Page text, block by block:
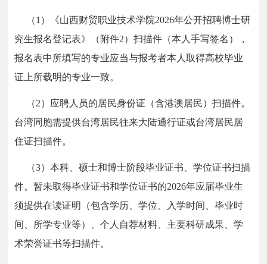
（1）《山西财贸职业技术学院2026年公开招聘博士研
究生报名登记表》（附件2）扫描件（本人手写签名），
报名表中所填写的专业应当与报考者本人取得高校毕业
证上所载明的专业一致。
（2）应聘人员的居民身份证（含港澳居民）扫描件。
台湾同胞需提供台湾居民往来大陆通行证或台湾居民居
住证扫描件。
（3）本科、硕士和博士阶段毕业证书、学位证书扫描
件。暂未取得毕业证书和学位证书的2026年应届毕业生
须提供在读证明（包含学历、学位、入学时间、毕业时
间、所学专业等）、个人自荐材料、主要科研成果、学
术荣誉证书等扫描件。